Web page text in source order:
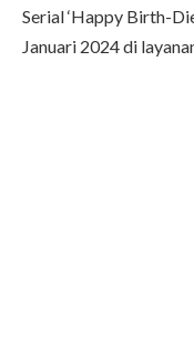
Serial ‘Happy Birth-
Januari 2024 di